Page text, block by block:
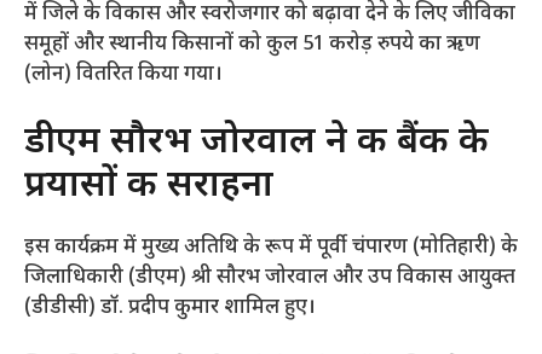
में जिले के विकास और स्वरोजगार को बढ़ावा देने के लिए जीविका
समूहों और स्थानीय किसानों को कुल 51 करोड़ रुपये का ऋण
(लोन) वितरित किया गया।
​डीएम सौरभ जोरवाल ने की बैंक के
प्रयासों की सराहना
​इस कार्यक्रम में मुख्य अतिथि के रूप में पूर्वी चंपारण (मोतिहारी) के
जिलाधिकारी (डीएम) श्री सौरभ जोरवाल और उप विकास आयुक्त
(डीडीसी) डॉ. प्रदीप कुमार शामिल हुए।